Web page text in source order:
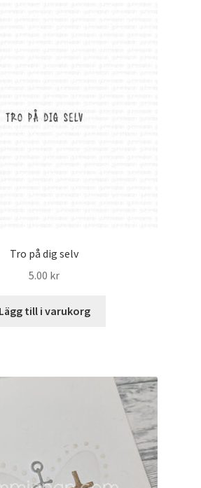
Tro på dig selv
5.00 kr
Lägg till i varukorg